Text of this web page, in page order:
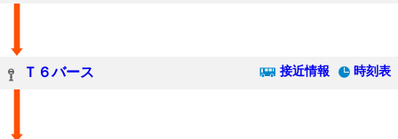
Ｔ６バース 接近情報 時刻表